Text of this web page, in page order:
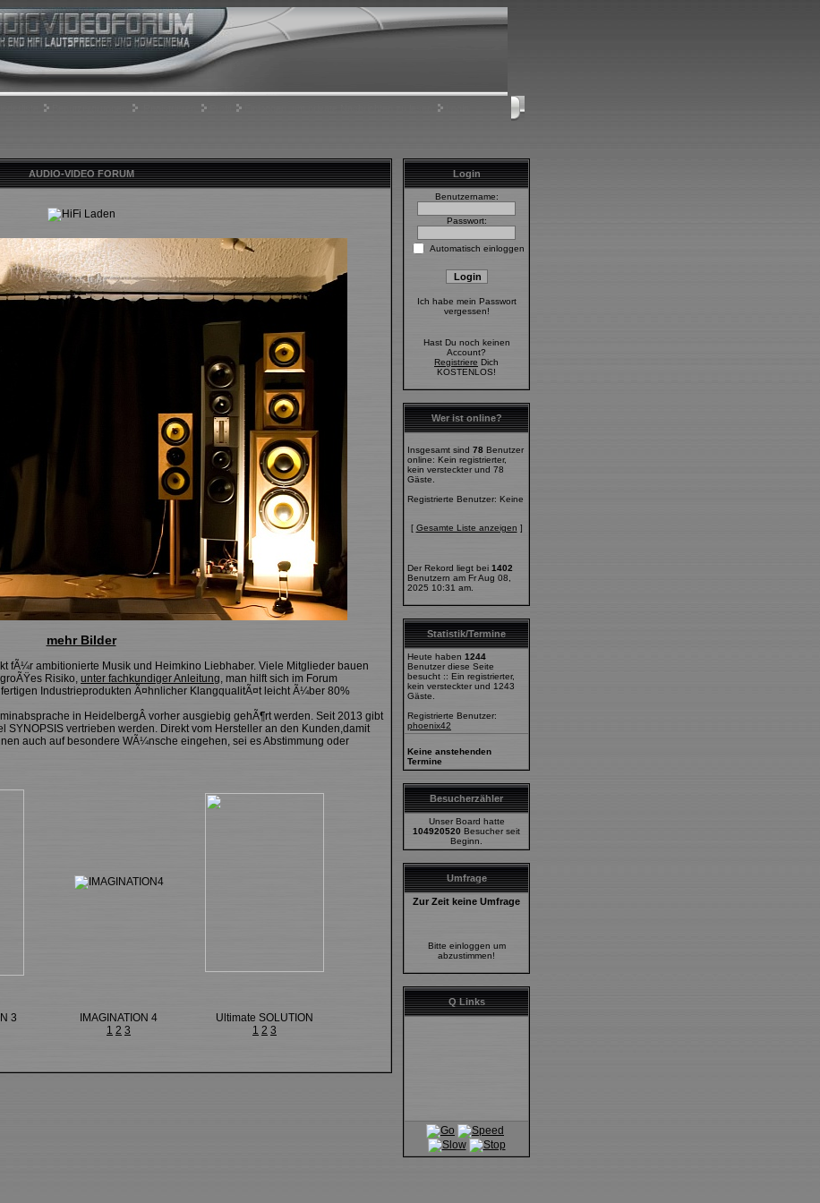
AUDIO-VIDEO FORUM
mehr Bilder
fÃ¼r ambitionierte Musik und Heimkino Liebhaber. Viele Mitglieder bauen
Risiko, unter fachkundiger Anleitung, man hilft sich im Forum
Industrieprodukten Ã¤hnlicher KlangqualitÃ¤t leicht Ã¼ber 80%
in HeidelbergÂ vorher ausgiebig gehÃ¶rt werden. Seit 2013 gibt
SYNOPSIS vertrieben werden. Direkt vom Hersteller an den Kunden,damit
auch auf besondere WÃ¼nsche eingehen, sei es Abstimmung oder
3
IMAGINATION 4
1 2 3
Ultimate SOLUTION
1 2 3
Login
Benutzername:
Passwort:
Automatisch einloggen
Ich habe mein Passwort
vergessen!
Hast Du noch keinen
Account?
Registriere Dich
KOSTENLOS!
Wer ist online?
Insgesamt sind 78 Benutzer
online: Kein registrierter,
kein versteckter und 78
Gäste.
Registrierte Benutzer: Keine
[ Gesamte Liste anzeigen ]
Der Rekord liegt bei 1402
Benutzern am Fr Aug 08,
2025 10:31 am.
Statistik/Termine
Heute haben 1244
Benutzer diese Seite
besucht :: Ein registrierter,
kein versteckter und 1243
Gäste.
Registrierte Benutzer:
phoenix42
Keine anstehenden
Termine
Besucherzähler
Unser Board hatte
104920520 Besucher seit
Beginn.
Umfrage
Zur Zeit keine Umfrage
Bitte einloggen um
abzustimmen!
Q Links